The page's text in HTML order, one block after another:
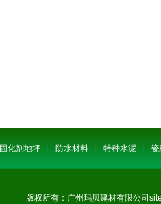
固化剂地坪 防水材料 特种水泥 瓷
版权所有：广州玛贝建材有限公司